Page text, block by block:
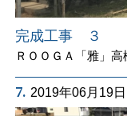
完成工事 ３
ＲＯＯＧＡ「雅」高
7. 2019年06月19日